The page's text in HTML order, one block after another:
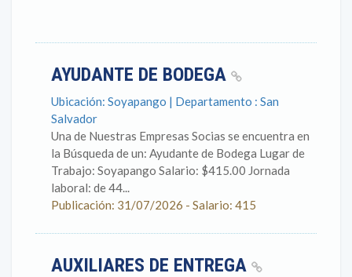
AYUDANTE DE BODEGA
Ubicación: Soyapango | Departamento : San
Salvador
Una de Nuestras Empresas Socias se encuentra en
la Búsqueda de un: Ayudante de Bodega Lugar de
Trabajo: Soyapango Salario: $415.00 Jornada
laboral: de 44...
Publicación: 31/07/2026 - Salario: 415
AUXILIARES DE ENTREGA